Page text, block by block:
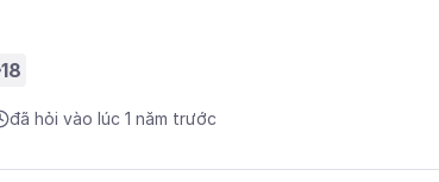
18
đã hỏi vào lúc 1 năm trước